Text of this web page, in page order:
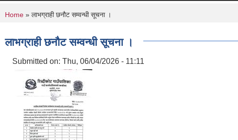
You are here
Home » लाभग्राही छनौट सम्वन्धी सूचना ।
लाभग्राही छनौट सम्वन्धी सूचना ।
Submitted on: Thu, 06/04/2026 - 11:11